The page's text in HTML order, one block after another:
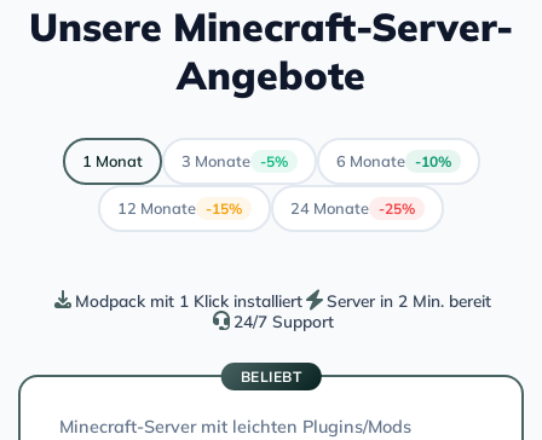
Unsere Minecraft-Server-
Angebote
1 Monat 3 Monate -5% 6 Monate -10%
12 Monate -15% 24 Monate -25%
Modpack mit 1 Klick installiert
Server in 2 Min. bereit
24/7 Support
BELIEBT
Minecraft-Server mit leichten Plugins/Mods